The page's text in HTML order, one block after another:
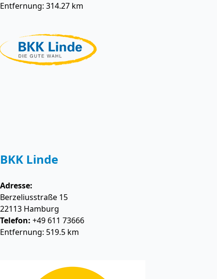
Entfernung: 314.27 km
BKK Linde
Adresse:
Berzeliusstraße 15
22113 Hamburg
Telefon: +49 611 73666
Entfernung: 519.5 km